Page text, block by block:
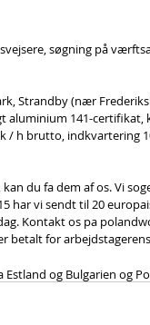
søgning på
Strandby (nær
aluminium 141-
/ h brutto, indkvartering
du fa dem af os. Vi
har vi sendt til 20
Kontakt os pa
betalt for
Estland og Bulgarien og